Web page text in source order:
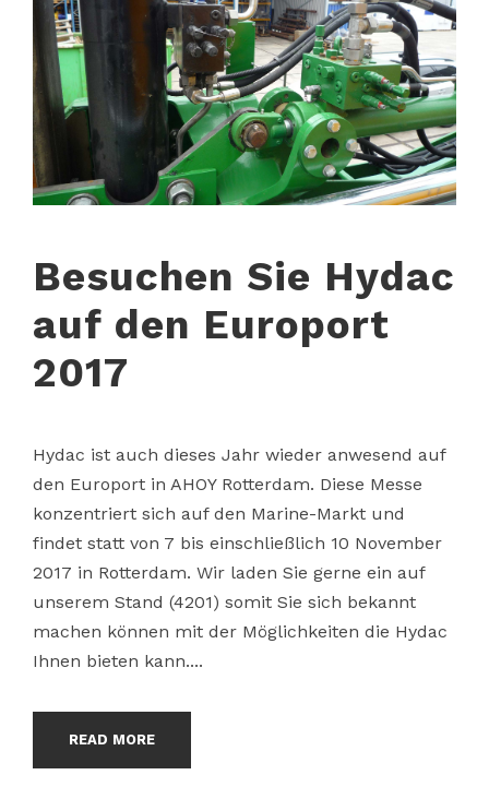
Besuchen Sie Hydac
auf den Europort
2017
Hydac ist auch dieses Jahr wieder anwesend auf
den Europort in AHOY Rotterdam. Diese Messe
konzentriert sich auf den Marine-Markt und
findet statt von 7 bis einschließlich 10 November
2017 in Rotterdam. Wir laden Sie gerne ein auf
unserem Stand (4201) somit Sie sich bekannt
machen können mit der Möglichkeiten die Hydac
Ihnen bieten kann....
READ MORE